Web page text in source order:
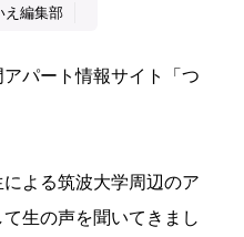
え編集部
パート情報サイト「つ
よる筑波大学周辺のア
生の声を聞いてきまし